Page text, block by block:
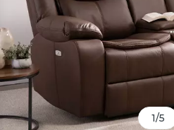
1/5